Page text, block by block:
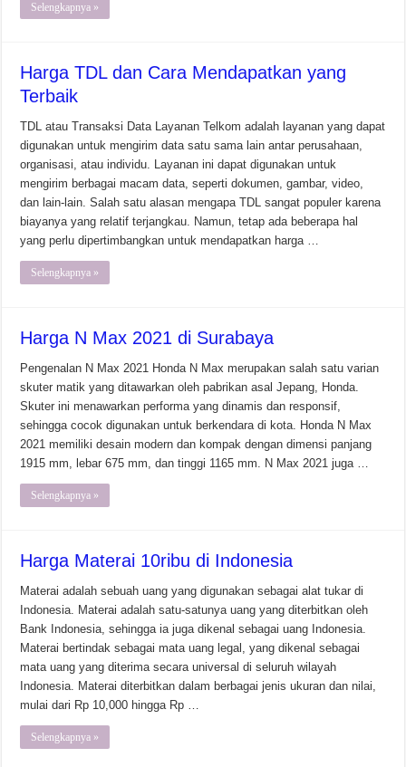
Selengkapnya »
Harga TDL dan Cara Mendapatkan yang
Terbaik
TDL atau Transaksi Data Layanan Telkom adalah layanan yang dapat
digunakan untuk mengirim data satu sama lain antar perusahaan,
organisasi, atau individu. Layanan ini dapat digunakan untuk
mengirim berbagai macam data, seperti dokumen, gambar, video,
dan lain-lain. Salah satu alasan mengapa TDL sangat populer karena
biayanya yang relatif terjangkau. Namun, tetap ada beberapa hal
yang perlu dipertimbangkan untuk mendapatkan harga …
Selengkapnya »
Harga N Max 2021 di Surabaya
Pengenalan N Max 2021 Honda N Max merupakan salah satu varian
skuter matik yang ditawarkan oleh pabrikan asal Jepang, Honda.
Skuter ini menawarkan performa yang dinamis dan responsif,
sehingga cocok digunakan untuk berkendara di kota. Honda N Max
2021 memiliki desain modern dan kompak dengan dimensi panjang
1915 mm, lebar 675 mm, dan tinggi 1165 mm. N Max 2021 juga …
Selengkapnya »
Harga Materai 10ribu di Indonesia
Materai adalah sebuah uang yang digunakan sebagai alat tukar di
Indonesia. Materai adalah satu-satunya uang yang diterbitkan oleh
Bank Indonesia, sehingga ia juga dikenal sebagai uang Indonesia.
Materai bertindak sebagai mata uang legal, yang dikenal sebagai
mata uang yang diterima secara universal di seluruh wilayah
Indonesia. Materai diterbitkan dalam berbagai jenis ukuran dan nilai,
mulai dari Rp 10,000 hingga Rp …
Selengkapnya »